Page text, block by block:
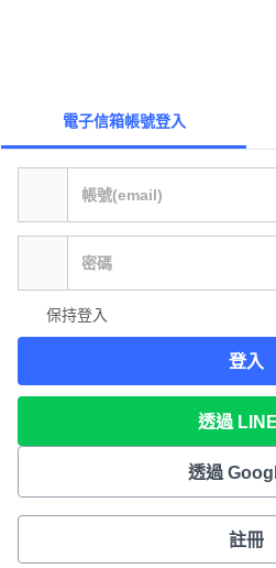
電子信箱帳號登入
保持登入
登入
透過
透過
註冊